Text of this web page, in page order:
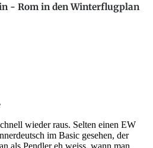
- Rom in den Winterflugplan